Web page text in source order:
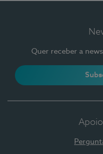
Quer receber a